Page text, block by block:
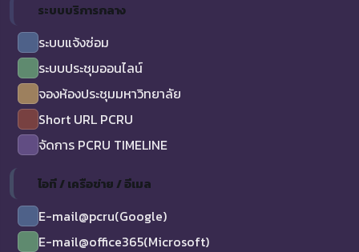
ระบบบริการกลาง
ระบบแจ้งซ่อม
ระบบประชุมออนไลน์
จองห้องประชุมมหาวิทยาลัย
Short URL PCRU
จัดการ PCRU TIMELINE
ไอที / เครือข่าย / อีเมล
E-mail@pcru(Google)
E-mail@office365(Microsoft)